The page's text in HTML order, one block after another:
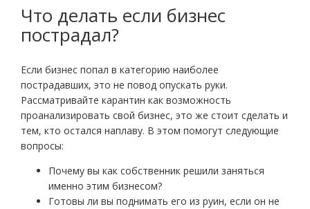
Что делать если бизнес
пострадал?
Если бизнес попал в категорию наиболее
пострадавших, это не повод опускать руки.
Рассматривайте карантин как возможность
проанализировать свой бизнес, это же стоит сделать и
тем, кто остался наплаву. В этом помогут следующие
вопросы:
Почему вы как собственник решили заняться
именно этим бизнесом?
Готовы ли вы поднимать его из руин, если он не